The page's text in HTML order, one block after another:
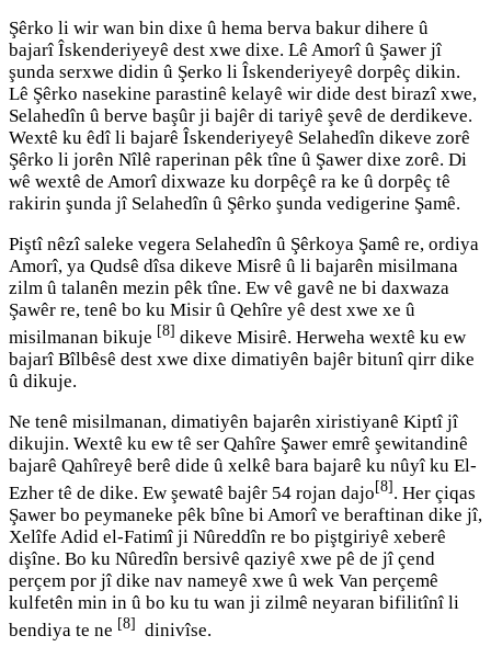
Şêrko li wir wan bin dixe û hema berva bakur dihere û
bajarî Îskenderiyeyê dest xwe dixe. Lê Amorî û Şawer jî
şunda serxwe didin û Şerko li Îskenderiyeyê dorpêç dikin.
Lê Şêrko nasekine parastinê kelayê wir dide dest birazî xwe,
Selahedîn û berve başûr ji bajêr di tariyê şevê de derdikeve.
Wextê ku êdî li bajarê Îskenderiyeyê Selahedîn dikeve zorê
Şêrko li jorên Nîlê raperinan pêk tîne û Şawer dixe zorê. Di
wê wextê de Amorî dixwaze ku dorpêçê ra ke û dorpêç tê
rakirin şunda jî Selahedîn û Şêrko şunda vedigerine Şamê.
Piştî nêzî saleke vegera Selahedîn û Şêrkoya Şamê re, ordiya
Amorî, ya Qudsê dîsa dikeve Misrê û li bajarên misilmana
zilm û talanên mezin pêk tîne. Ew vê gavê ne bi daxwaza
Şawêr re, tenê bo ku Misir û Qehîre yê dest xwe xe û
misilmanan bikuje [8] dikeve Misirê. Herweha wextê ku ew
bajarî Bîlbêsê dest xwe dixe dimatiyên bajêr bitunî qirr dike
û dikuje.
Ne tenê misilmanan, dimatiyên bajarên xiristiyanê Kiptî jî
dikujin. Wextê ku ew tê ser Qahîre Şawer emrê şewitandinê
bajarê Qahîreyê berê dide û xelkê bara bajarê ku nûyî ku El-
Ezher tê de dike. Ew şewatê bajêr 54 rojan dajo[8]. Her çiqas
Şawer bo peymaneke pêk bîne bi Amorî ve beraftinan dike jî,
Xelîfe Adid el-Fatimî ji Nûreddîn re bo piştgiriyê xeberê
dişîne. Bo ku Nûredîn bersivê qaziyê xwe pê de jî çend
perçem por jî dike nav nameyê xwe û wek Van perçemê
kulfetên min in û bo ku tu wan ji zilmê neyaran bifilitînî li
bendiya te ne [8] dinivîse.